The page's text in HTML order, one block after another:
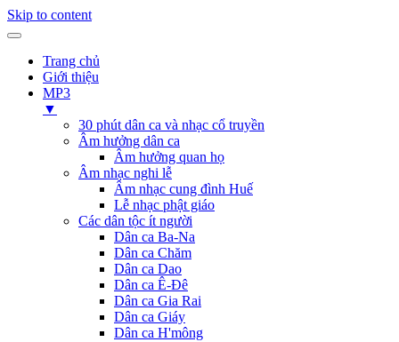
Skip to content
Trang chủ
Giới thiệu
MP3
▼
30 phút dân ca và nhạc cổ truyền
Âm hưởng dân ca
Âm hưởng quan họ
Âm nhạc nghi lễ
Âm nhạc cung đình Huế
Lễ nhạc phật giáo
Các dân tộc ít người
Dân ca Ba-Na
Dân ca Chăm
Dân ca Dao
Dân ca Ê-Đê
Dân ca Gia Rai
Dân ca Giáy
Dân ca H'mông